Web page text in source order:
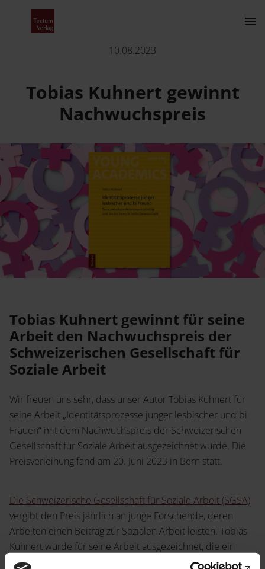
Der Verlag
Über uns
Karriere
Programm
Fachbereiche
Prospekte und Kataloge
Open Access
Wissenschaftlich publizieren
Young Academics
Service
Handelsinfo
Presse
Inlibra
Kontakt
Tobias Kuhnert gewinnt Nachwuchspreis
10.08.2023
Tobias Kuhnert gewinnt
Nachwuchspreis
Tobias Kuhnert gewinnt für seine
Arbeit den Nachwuchspreis der
Schweizerischen Gesellschaft für
Soziale Arbeit
Wir freuen uns sehr, dass unser Autor Tobias Kuhnert für
seine Arbeit „Identitätsprozesse junger lesbischer und bi
Frauen“ mit dem Nachwuchspreis der Schweizerischen
Gesellschaft für Soziale Arbeit ausgezeichnet wurde. Die
Preisverleihung fand am 20. Juni 2023 in Bern statt.
Die Schweizerische Gesellschaft für Soziale Arbeit (SGSA)
vergibt den Preis jährlich an junge Forschende, deren
Arbeiten einen Beitrag zur Sozialen Arbeit leisten. Tobias
Kuhnert wurde für seine Arbeit ausgezeichnet, die ein
hochrelevantes soziales Thema aufgreift und innovative